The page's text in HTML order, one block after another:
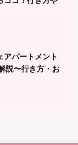
アパートメント
説〜行き方・お